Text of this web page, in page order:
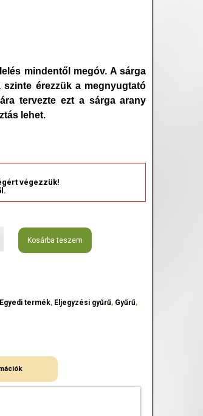
mindentől megóv. A sárga
érezzük a megnyugtató
tervezte ezt a sárga arany
lehet.
végezzük!
Kosárba teszem
Egyedi termék, Eljegyzési gyűrű, Gyűrű,